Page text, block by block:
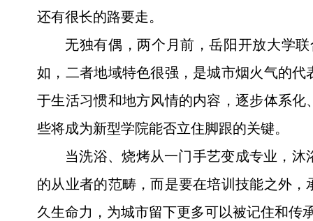
还有很长的路要走。
无独有偶，两个月前，岳阳开放大学
如，二者地域特色很强，是城市烟火气的
于生活习惯和地方风情的内容，逐步体系
些将成为新型学院能否立住脚跟的关键。
当洗浴、烧烤从一门手艺变成专业，
的从业者的范畴，而是要在培训技能之外
久生命力，为城市留下更多可以被记住和传